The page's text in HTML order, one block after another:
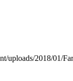
uploads/2018/01/